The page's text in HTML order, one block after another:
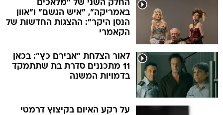
החלק השני של "מלאכים
באמריקה", "איש הגשם" ו"אוון
הנסן היקר": ההצגות החדשות של
הקאמרי
לאור הצלחת "אבירם כץ": בכאן
11 מתכננים סדרת בת שתתמקד
בדמויות המשנה
על רקע האיום בקיצוץ דרמטי